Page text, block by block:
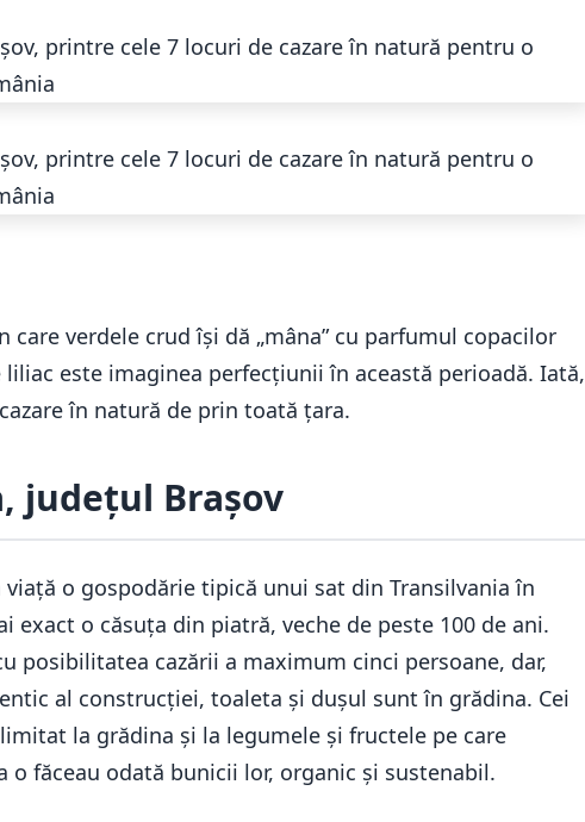
care verdele crud își dă „mâna” cu parfumul copacilor
este imaginea perfecțiunii în această perioadă. Iată,
în natură de prin toată țara.
județul Brașov
o gospodărie tipică unui sat din Transilvania în
exact o căsuța din piatră, veche de peste 100 de ani.
posibilitatea cazării a maximum cinci persoane, dar,
al construcției, toaleta și dușul sunt în grădina. Cei
la grădina și la legumele și fructele pe care
o făceau odată bunicii lor, organic și sustenabil.